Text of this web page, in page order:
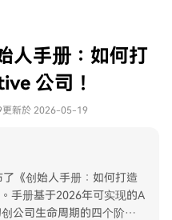
人手册：如何打
公司！
更新於 2026-05-19
《创始人手册：如何打造
手册基于2026年可实现的A
公司生命周期的四个阶